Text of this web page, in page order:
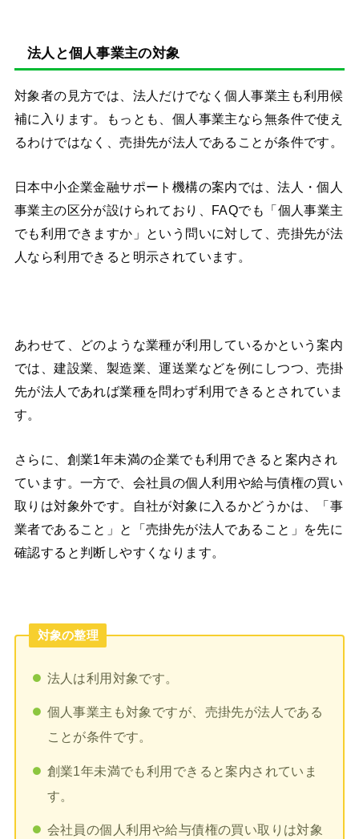
法人と個人事業主の対象
対象者の見方では、法人だけでなく個人事業主も利用候
補に入ります。もっとも、個人事業主なら無条件で使え
るわけではなく、売掛先が法人であることが条件です。
日本中小企業金融サポート機構の案内では、法人・個人
事業主の区分が設けられており、FAQでも「個人事業主
でも利用できますか」という問いに対して、売掛先が法
人なら利用できると明示されています。
あわせて、どのような業種が利用しているかという案内
では、建設業、製造業、運送業などを例にしつつ、売掛
先が法人であれば業種を問わず利用できるとされていま
す。
さらに、創業1年未満の企業でも利用できると案内され
ています。一方で、会社員の個人利用や給与債権の買い
取りは対象外です。自社が対象に入るかどうかは、「事
業者であること」と「売掛先が法人であること」を先に
確認すると判断しやすくなります。
対象の整理
法人は利用対象です。
個人事業主も対象ですが、売掛先が法人である
ことが条件です。
創業1年未満でも利用できると案内されていま
す。
会社員の個人利用や給与債権の買い取りは対象